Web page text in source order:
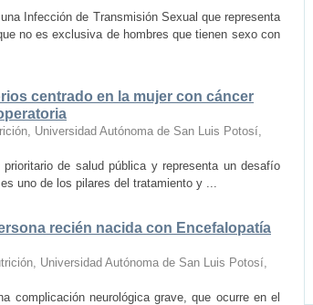
Infección de Transmisión Sexual que representa
no es exclusiva de hombres que tienen sexo con
centrado en la mujer con cáncer
Universidad Autónoma de San Luis Potosí,
de salud pública y representa un desafío
uno de los pilares del tratamiento y ...
recién nacida con Encefalopatía
Universidad Autónoma de San Luis Potosí,
complicación neurológica grave, que ocurre en el